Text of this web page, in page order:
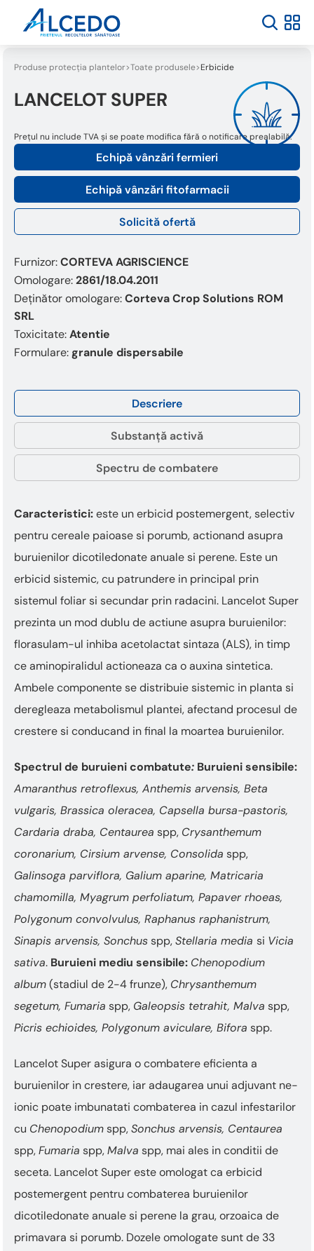
Produse protecția plantelor Toate produsele Erbicide
LANCELOT SUPER
Echipă vânzări fermieri
Echipă vânzări fitofarmacii
Solicită ofertă
Prețul nu include TVA și se poate modifica fără o notificare prealabilă.
Furnizor:CORTEVA AGRISCIENCE
Omologare:2861/18.04.2011
Deținător omologare:Corteva Crop Solutions ROM
SRL
Toxicitate:Atentie
Formulare:granule dispersabile
Descriere
Caracteristici:este un erbicid postemergent, selectiv
pentru cereale paioase si porumb, actionand asupra
buruienilor dicotiledonate anuale si perene. Este un
erbicid sistemic, cu patrundere in principal prin
sistemul foliar si secundar prin radacini. Lancelot Super
prezinta un mod dublu de actiune asupra buruienilor:
florasulam-ul inhiba acetolactat sintaza (ALS), in timp
ce aminopiralidul actioneaza ca o auxina sintetica.
Ambele componente se distribuie sistemic in planta si
deregleaza metabolismul plantei, afectand procesul de
crestere si conducand in final la moartea buruienilor.
Spectrul de buruieni combatute: Buruieni sensibile:
Amaranthus retroflexus, Anthemis arvensis, Beta
vulgaris, Brassica oleracea, Capsella bursa-pastoris,
Cardaria draba, Centaurea spp, Crysanthemum
coronarium, Cirsium arvense, Consolida spp,
Galinsoga parviflora, Galium aparine, Matricaria
chamomilla, Myagrum perfoliatum, Papaver rhoeas,
Polygonum convolvulus, Raphanus raphanistrum,
Sinapis arvensis, Sonchusspp,Stellaria media si Vicia
sativa. Buruieni mediu sensibile: Chenopodium
album(stadiul de 2-4 frunze), Chrysanthemum
segetum, Fumaria spp, Galeopsis tetrahit, Malva spp,
Picris echioides, Polygonum aviculare, Bifora spp.
Lancelot Super asigura o combatere eficienta a
buruienilor in crestere, iar adaugarea unui adjuvant ne-
ionic poate imbunatati combaterea in cazul infestarilor
cu Chenopodiumspp,Sonchus arvensis, Centaurea
spp,Fumaria spp,Malva spp, mai ales in conditii de
seceta. Lancelot Super este omologat ca erbicid
postemergent pentru combaterea buruienilor
dicotiledonate anuale si perene la grau, orzoaica de
primavara si porumb. Dozele omologate sunt de 33
Substanță activă
Spectru de combatere